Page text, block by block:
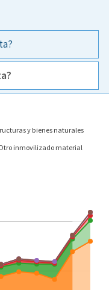
y bienes naturales
inmovilizado material